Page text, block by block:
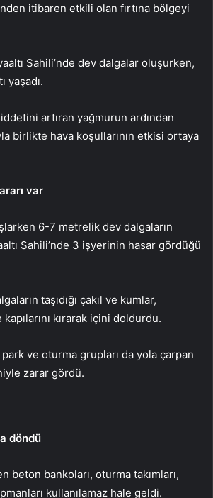
itibaren etkili olan fırtına bölgeyi
Sahili’nde dev dalgalar oluşurken,
yaşadı.
artıran yağmurun ardından
birlikte hava koşullarının etkisi ortaya
var
6-7 metrelik dev dalgaların
Sahili’nde 3 işyerinin hasar gördüğü
taşıdığı çakıl ve kumlar,
kırarak içini doldurdu.
ve oturma grupları da yola çarpan
zarar gördü.
döndü
beton bankoları, oturma takımları,
kullanılamaz hale geldi.